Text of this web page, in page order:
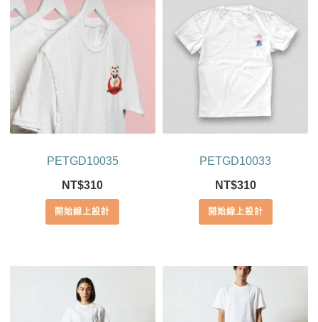
PETGD10035
NT$310
開始線上設計
PETGD10033
NT$310
開始線上設計